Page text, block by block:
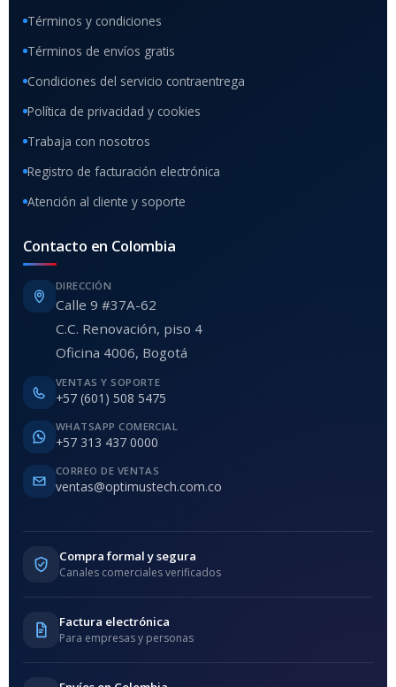
Términos y condiciones
Términos de envíos gratis
Condiciones del servicio contraentrega
Política de privacidad y cookies
Trabaja con nosotros
Registro de facturación electrónica
Atención al cliente y soporte
Contacto en Colombia
DIRECCIÓN
Calle 9 #37A-62
C.C. Renovación, piso 4
Oficina 4006, Bogotá
VENTAS Y SOPORTE
+57 (601) 508 5475
WHATSAPP COMERCIAL
+57 313 437 0000
CORREO DE VENTAS
ventas@optimustech.com.co
Compra formal y segura
Canales comerciales verificados
Factura electrónica
Para empresas y personas